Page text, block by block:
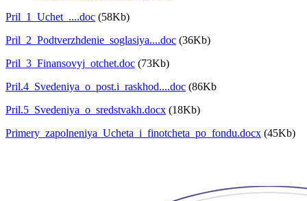
Pril_1_Uchet_....doc (58Kb)
Pril_2_Podtverzhdenie_soglasiya....doc (36Kb)
Pril_3_Finansovyj_otchet.doc (73Kb)
Pril.4_Svedeniya_o_post.i_raskhod....doc (86Kb
Pril.5_Svedeniya_o_sredstvakh.docx (18Kb)
Primery_zapolneniya_Ucheta_i_finotcheta_po_fondu.docx (45Kb)